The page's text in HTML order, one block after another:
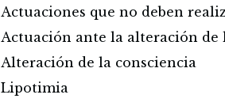
Actuaciones que no deben
Actuación ante la alteración de
Alteración de la consciencia
Lipotimia